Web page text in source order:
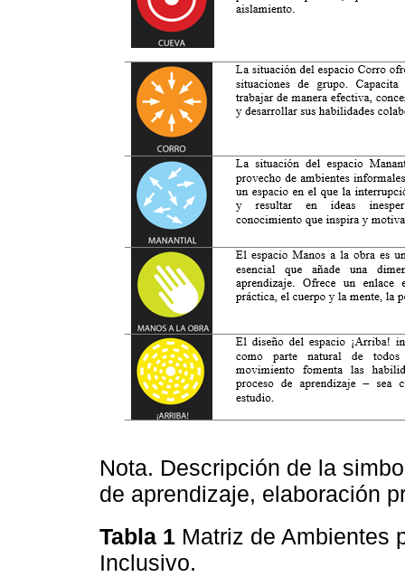
Nota. Descripción de la
de aprendizaje, elaboración
Tabla 1 Matriz de Ambientes
Inclusivo.